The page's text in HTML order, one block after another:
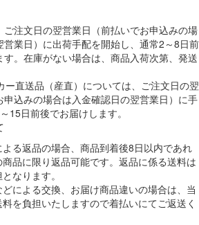
注文日の翌営業日（前払いでお申込みの場
業日）に出荷手配を開始し、通常2～8日前
。在庫がない場合は、商品入荷次第、発送
ー直送品（産直）については、ご注文日の翌
込みの場合は入金確認日の翌営業日）に手
15日前後でお届けします。
る返品の場合、商品到着後8日以内であれ
品に限り返品可能です。返品に係る送料は
なります。
による交換、お届け商品違いの場合は、当
を負担いたしますので着払いにてご返送く